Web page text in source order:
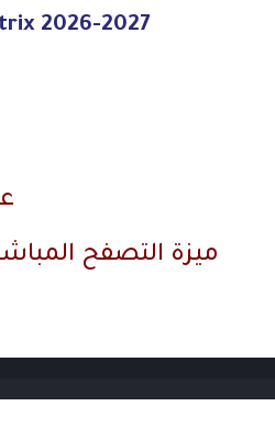
2026-2027
ميزة التصفح